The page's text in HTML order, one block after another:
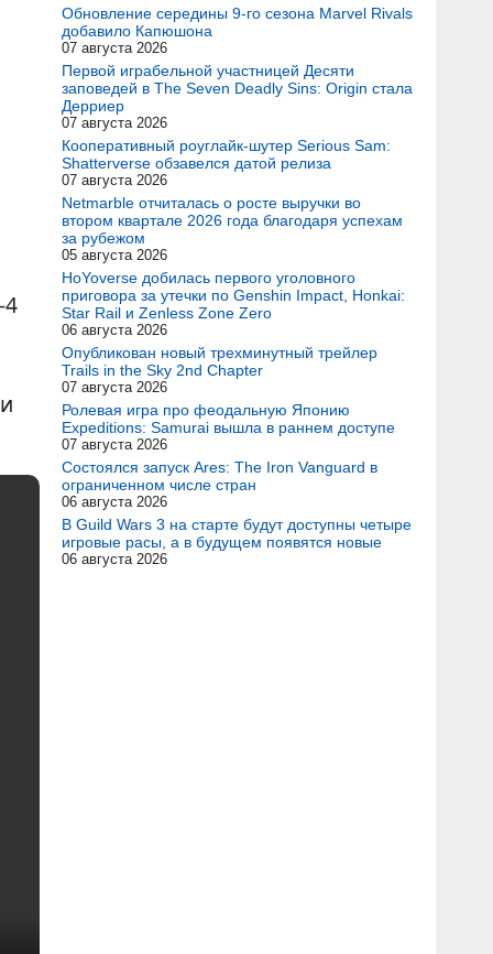
4
Обновление середины 9-го сезона Marvel Rivals
добавило Капюшона
07 августа 2026
Первой играбельной участницей Десяти
заповедей в The Seven Deadly Sins: Origin стала
Дерриер
07 августа 2026
Кооперативный роуглайк-шутер Serious Sam:
Shatterverse обзавелся датой релиза
07 августа 2026
Netmarble отчиталась о росте выручки во
втором квартале 2026 года благодаря успехам
за рубежом
05 августа 2026
HoYoverse добилась первого уголовного
приговора за утечки по Genshin Impact, Honkai:
Star Rail и Zenless Zone Zero
06 августа 2026
Опубликован новый трехминутный трейлер
Trails in the Sky 2nd Chapter
07 августа 2026
Ролевая игра про феодальную Японию
Expeditions: Samurai вышла в раннем доступе
07 августа 2026
Состоялся запуск Ares: The Iron Vanguard в
ограниченном числе стран
06 августа 2026
В Guild Wars 3 на старте будут доступны четыре
игровые расы, а в будущем появятся новые
06 августа 2026